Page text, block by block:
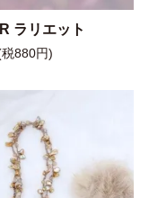
ラリエット
880円)